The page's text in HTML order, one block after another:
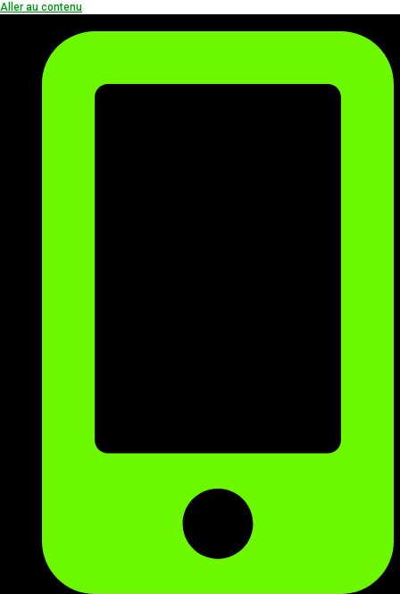
Aller au contenu